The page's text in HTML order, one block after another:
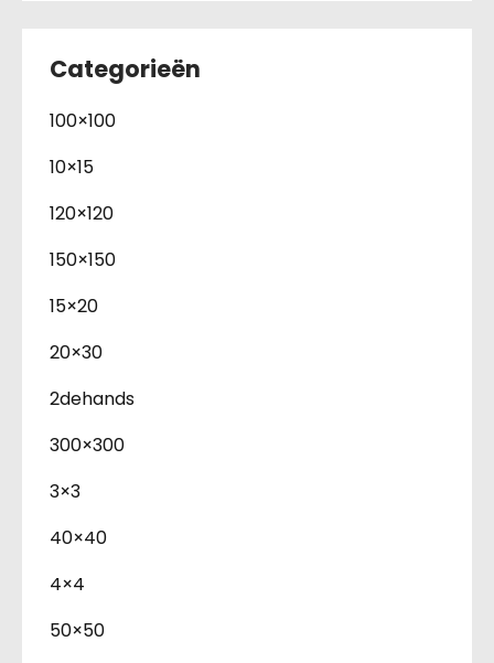
Categorieën
100×100
10×15
120×120
150×150
15×20
20×30
2dehands
300×300
3×3
40×40
4×4
50×50